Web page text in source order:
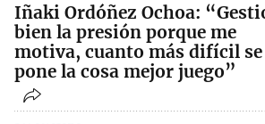
Iñaki Ordóñez Ochoa:
bien la presión porque me
motiva, cuanto más difícil se
pone la cosa mejor juego”